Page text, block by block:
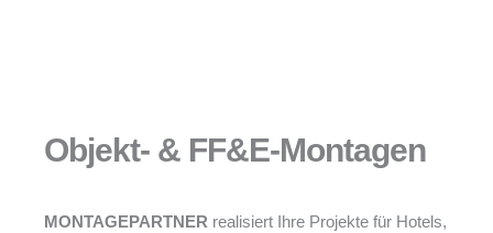
Objekt- & FF&E-Montagen
MONTAGEPARTNER realisiert Ihre Projekte für Hotels,